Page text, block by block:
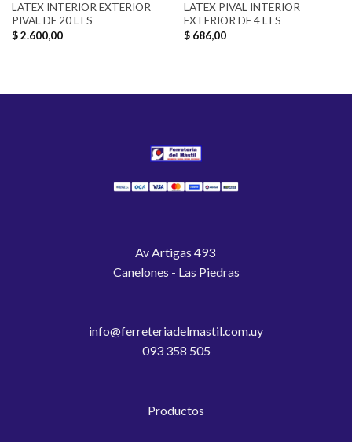
LATEX INTERIOR EXTERIOR
PIVAL DE 20 LTS
$2.600,00
LATEX PIVAL INTERIOR
EXTERIOR DE 4 LTS
$686,00
Av Artigas 493
Canelones - Las Piedras
info@ferreteriadelmastil.com.uy
093 358 505
Productos